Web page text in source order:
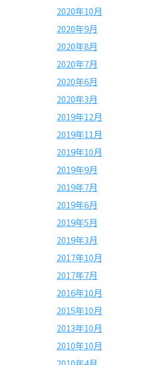
2020年10月
2020年9月
2020年8月
2020年7月
2020年6月
2020年3月
2019年12月
2019年11月
2019年10月
2019年9月
2019年7月
2019年6月
2019年5月
2019年3月
2017年10月
2017年7月
2016年10月
2015年10月
2013年10月
2010年10月